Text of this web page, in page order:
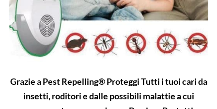
Grazie a Pest Repelling® Proteggi Tutti i tuoi cari da
insetti, roditori e dalle possibili malattie a cui